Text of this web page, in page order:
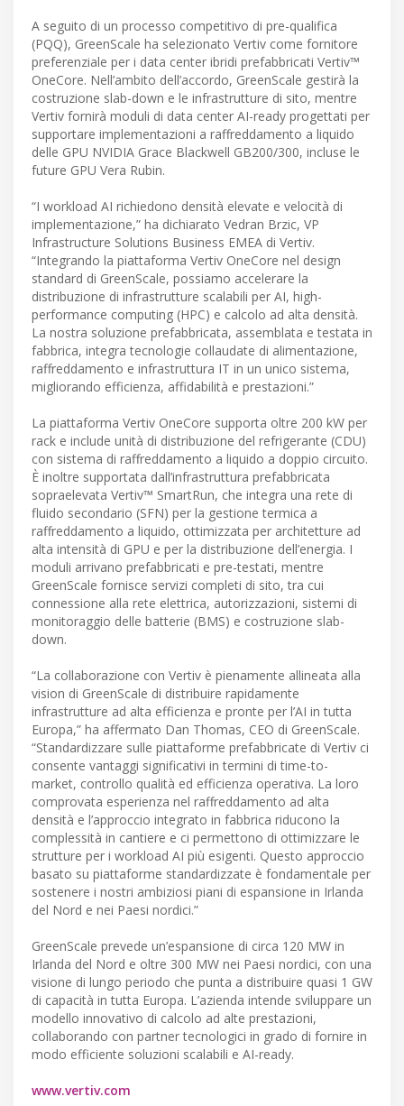
A seguito di un processo competitivo di pre-qualifica
(PQQ), GreenScale ha selezionato Vertiv come fornitore
preferenziale per i data center ibridi prefabbricati Vertiv™
OneCore. Nell’ambito dell’accordo, GreenScale gestirà la
costruzione slab-down e le infrastrutture di sito, mentre
Vertiv fornirà moduli di data center AI-ready progettati per
supportare implementazioni a raffreddamento a liquido
delle GPU NVIDIA Grace Blackwell GB200/300, incluse le
future GPU Vera Rubin.
“I workload AI richiedono densità elevate e velocità di
implementazione,” ha dichiarato Vedran Brzic, VP
Infrastructure Solutions Business EMEA di Vertiv.
“Integrando la piattaforma Vertiv OneCore nel design
standard di GreenScale, possiamo accelerare la
distribuzione di infrastrutture scalabili per AI, high-
performance computing (HPC) e calcolo ad alta densità.
La nostra soluzione prefabbricata, assemblata e testata in
fabbrica, integra tecnologie collaudate di alimentazione,
raffreddamento e infrastruttura IT in un unico sistema,
migliorando efficienza, affidabilità e prestazioni.”
La piattaforma Vertiv OneCore supporta oltre 200 kW per
rack e include unità di distribuzione del refrigerante (CDU)
con sistema di raffreddamento a liquido a doppio circuito.
È inoltre supportata dall’infrastruttura prefabbricata
sopraelevata Vertiv™ SmartRun, che integra una rete di
fluido secondario (SFN) per la gestione termica a
raffreddamento a liquido, ottimizzata per architetture ad
alta intensità di GPU e per la distribuzione dell’energia. I
moduli arrivano prefabbricati e pre-testati, mentre
GreenScale fornisce servizi completi di sito, tra cui
connessione alla rete elettrica, autorizzazioni, sistemi di
monitoraggio delle batterie (BMS) e costruzione slab-
down.
“La collaborazione con Vertiv è pienamente allineata alla
vision di GreenScale di distribuire rapidamente
infrastrutture ad alta efficienza e pronte per l’AI in tutta
Europa,” ha affermato Dan Thomas, CEO di GreenScale.
“Standardizzare sulle piattaforme prefabbricate di Vertiv ci
consente vantaggi significativi in termini di time-to-
market, controllo qualità ed efficienza operativa. La loro
comprovata esperienza nel raffreddamento ad alta
densità e l’approccio integrato in fabbrica riducono la
complessità in cantiere e ci permettono di ottimizzare le
strutture per i workload AI più esigenti. Questo approccio
basato su piattaforme standardizzate è fondamentale per
sostenere i nostri ambiziosi piani di espansione in Irlanda
del Nord e nei Paesi nordici.”
GreenScale prevede un’espansione di circa 120 MW in
Irlanda del Nord e oltre 300 MW nei Paesi nordici, con una
visione di lungo periodo che punta a distribuire quasi 1 GW
di capacità in tutta Europa. L’azienda intende sviluppare un
modello innovativo di calcolo ad alte prestazioni,
collaborando con partner tecnologici in grado di fornire in
modo efficiente soluzioni scalabili e AI-ready.
www.vertiv.com